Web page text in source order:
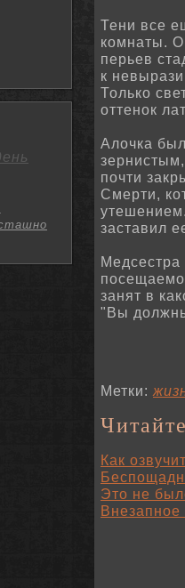
Тени все
комнаты.
перьев
к
Только
оттенок
Алочка
почти
Смерти,
заставил
занят в
"Вы
Метки:
Как
Это не